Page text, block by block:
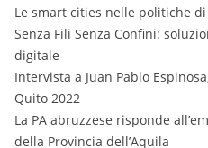
Le smart cities nelle politiche
Senza Fili Senza Confini:
digitale
Intervista a Juan Pablo
Quito 2022
La PA abruzzese risponde
della Provincia dell’Aquila